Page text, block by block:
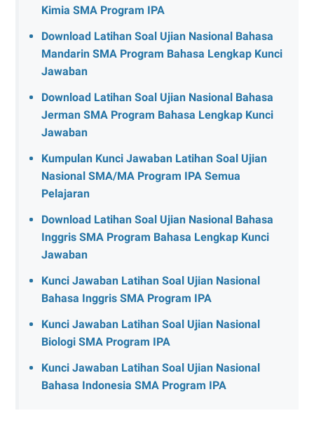
Kimia SMA Program IPA
Download Latihan Soal Ujian Nasional Bahasa
Mandarin SMA Program Bahasa Lengkap Kunci
Jawaban
Download Latihan Soal Ujian Nasional Bahasa
Jerman SMA Program Bahasa Lengkap Kunci
Jawaban
Kumpulan Kunci Jawaban Latihan Soal Ujian
Nasional SMA/MA Program IPA Semua
Pelajaran
Download Latihan Soal Ujian Nasional Bahasa
Inggris SMA Program Bahasa Lengkap Kunci
Jawaban
Kunci Jawaban Latihan Soal Ujian Nasional
Bahasa Inggris SMA Program IPA
Kunci Jawaban Latihan Soal Ujian Nasional
Biologi SMA Program IPA
Kunci Jawaban Latihan Soal Ujian Nasional
Bahasa Indonesia SMA Program IPA